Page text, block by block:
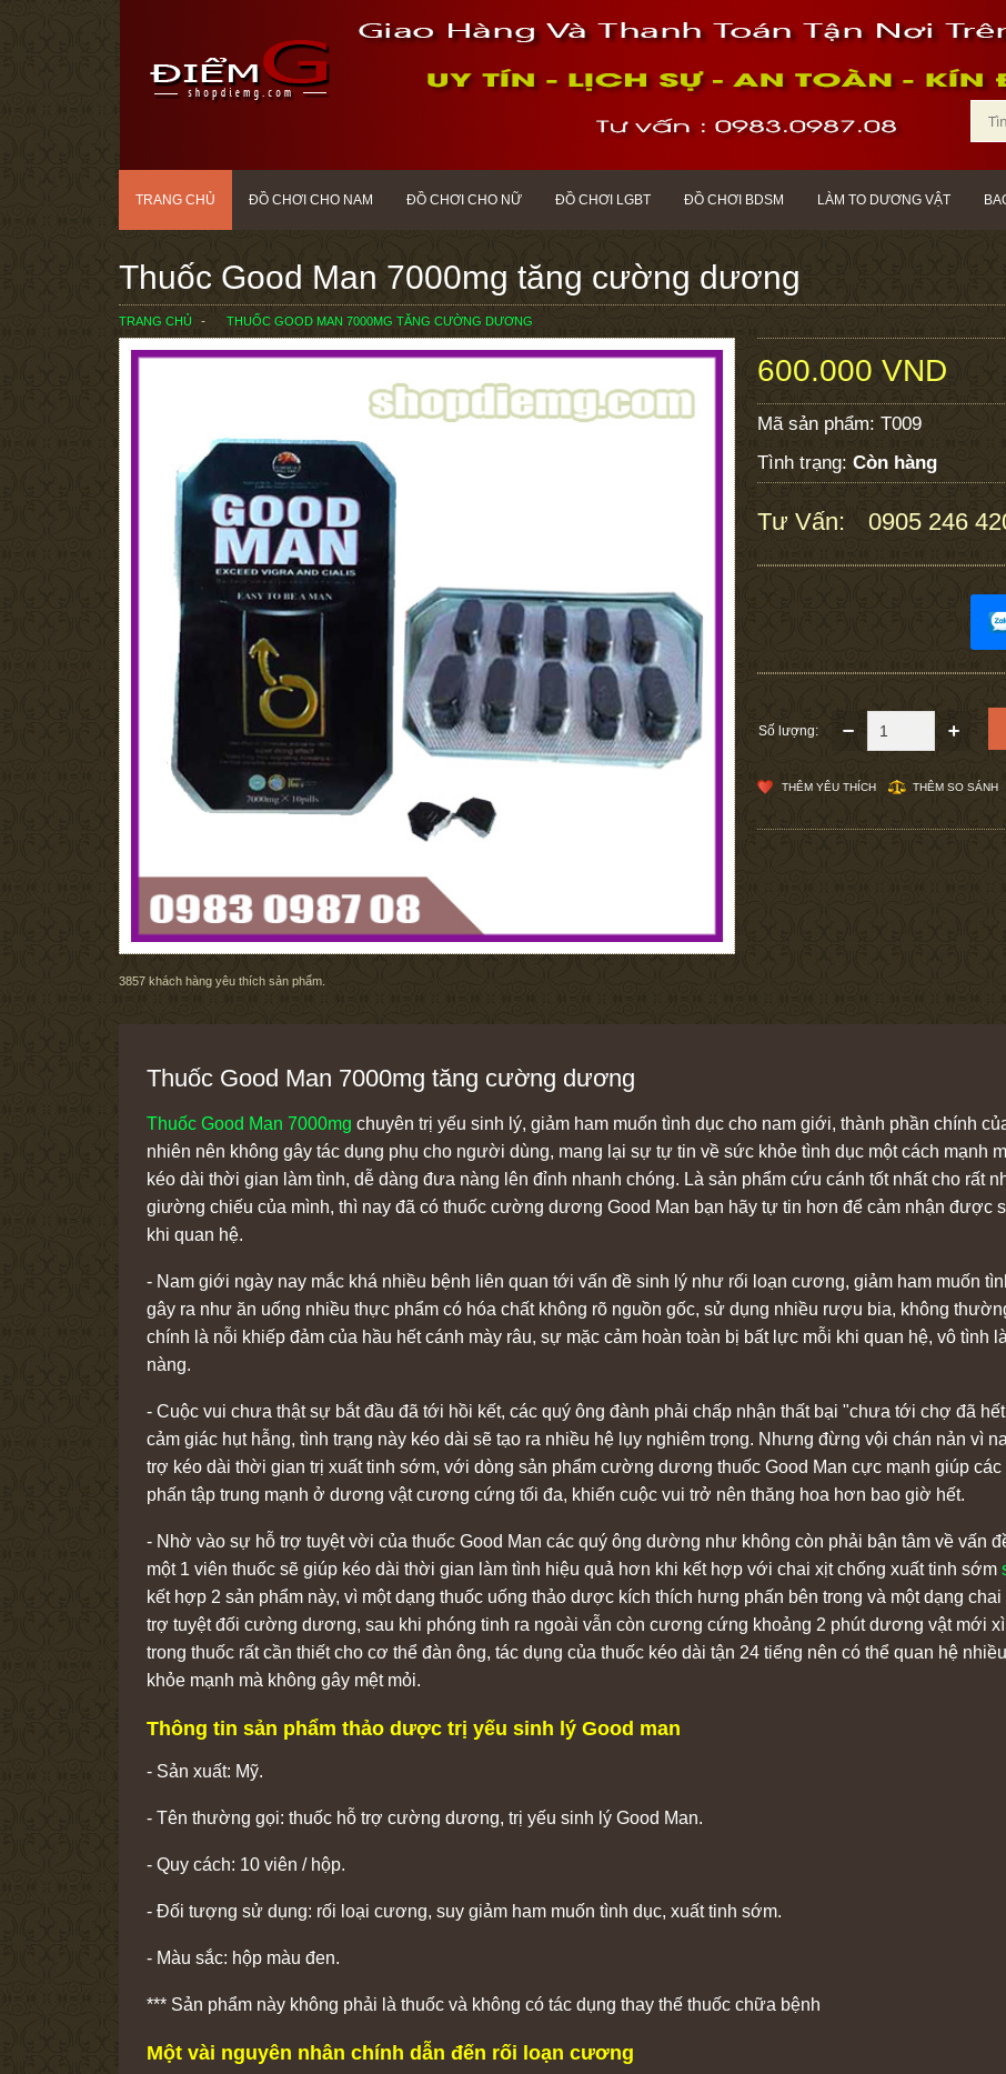
TRANG CHỦ ĐỒ CHƠI CHO NAM ĐỒ CHƠI CHO NỮ ĐỒ CHƠI LGBT ĐỒ CHƠI BDSM LÀM TO DƯƠNG VẬT
Thuốc Good Man 7000mg tăng cường dương
TRANG CHỦ THUỐC GOOD MAN 7000MG TĂNG CƯỜNG DƯƠNG
3857 khách hàng yêu thích sản phẩm.
600.000 VND
Mã sản phẩm: T009
Tình trạng: Còn hàng
Tư Vấn: 0905 246
Số lượng:
THÊM YÊU THÍCH THÊM SO SÁNH
Thuốc Good Man 7000mg tăng cường dương
Thuốc Good Man 7000mg chuyên trị yếu sinh lý, giảm ham muốn tình dục cho nam giới, thành phần chính
nhiên nên không gây tác dụng phụ cho người dùng, mang lại sự tự tin về sức khỏe tình dục một cách mạnh
kéo dài thời gian làm tình, dễ dàng đưa nàng lên đỉnh nhanh chóng. Là sản phẩm cứu cánh tốt nhất cho rất
giường chiếu của mình, thì nay đã có thuốc cường dương Good Man bạn hãy tự tin hơn để cảm nhận được
khi quan hệ.
- Nam giới ngày nay mắc khá nhiều bệnh liên quan tới vấn đề sinh lý như rối loạn cương, giảm ham muốn
gây ra như ăn uống nhiều thực phẩm có hóa chất không rõ nguồn gốc, sử dụng nhiều rượu bia, không
chính là nỗi khiếp đảm của hầu hết cánh mày râu, sự mặc cảm hoàn toàn bị bất lực mỗi khi quan hệ, vô tình
nàng.
- Cuộc vui chưa thật sự bắt đầu đã tới hồi kết, các quý ông đành phải chấp nhận thất bại "chưa tới chợ đã
cảm giác hụt hẫng, tình trạng này kéo dài sẽ tạo ra nhiều hệ lụy nghiêm trọng. Nhưng đừng vội chán nản vì
trợ kéo dài thời gian trị xuất tinh sớm, với dòng sản phẩm cường dương thuốc Good Man cực mạnh giúp
phấn tập trung mạnh ở dương vật cương cứng tối đa, khiến cuộc vui trở nên thăng hoa hơn bao giờ hết.
- Nhờ vào sự hỗ trợ tuyệt vời của thuốc Good Man các quý ông dường như không còn phải bận tâm về vấn
một 1 viên thuốc sẽ giúp kéo dài thời gian làm tình hiệu quả hơn khi kết hợp với chai xịt chống xuất tinh sớm
kết hợp 2 sản phẩm này, vì một dạng thuốc uống thảo dược kích thích hưng phấn bên trong và một dạng
trợ tuyệt đối cường dương, sau khi phóng tinh ra ngoài vẫn còn cương cứng khoảng 2 phút dương vật mới
trong thuốc rất cần thiết cho cơ thể đàn ông, tác dụng của thuốc kéo dài tận 24 tiếng nên có thể quan hệ
khỏe mạnh mà không gây mệt mỏi.
Thông tin sản phẩm thảo dược trị yếu sinh lý Good man
- Sản xuất: Mỹ.
- Tên thường gọi: thuốc hỗ trợ cường dương, trị yếu sinh lý Good Man.
- Quy cách: 10 viên / hộp.
- Đối tượng sử dụng: rối loại cương, suy giảm ham muốn tình dục, xuất tinh sớm.
- Màu sắc: hộp màu đen.
*** Sản phẩm này không phải là thuốc và không có tác dụng thay thế thuốc chữa bệnh
Một vài nguyên nhân chính dẫn đến rối loạn cương